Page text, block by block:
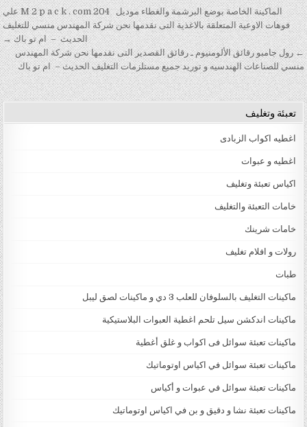
تصفّح المقالات
الماكينة الخاصة بوضع البرشمة والغطاء موديل 204 M 2 p a c k . com علي
فوهات الاوعية المتعلقة بالاغذية التى نقدمها نحن شركة المهندس منسي للتغليف
الحديث – ام تو باك →
← رول جامبو رقائق الألومنيوم ـ رقائق القصدير التى نقدمها نحن شركة المهندس
منسي للصناعات الهندسيه و توريد جميع مستلزمات التغليف الحديث – ام تو باك
تعبئة وتغليف
اغطيه اكواب الزبادى
اغطيه و عبوات
اكياس تعبئة وتغليف
خامات التعبئة والتغليف
خامات شرينك
رولات و افلام تغليف
طبات
ماكينات التغليف بالسلوفان للعلب 3 دي و ماكينات لصق ليبل
ماكينات اندكشن سيل تلحم اغطية العبوات البلاستيكية
ماكينات تعبئة سوائل فى اكواب و غلق أغطية
ماكينات تعبئة سوائل في اكياس اوتوماتيك
ماكينات تعبئة سوائل في عبوات و أكياس
ماكينات تعبئة نشا و دقيق و بن في اكياس اوتوماتيك